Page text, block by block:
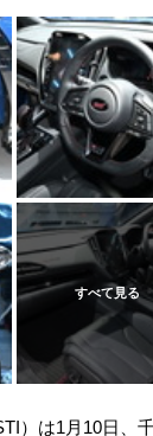
）は1月10日、